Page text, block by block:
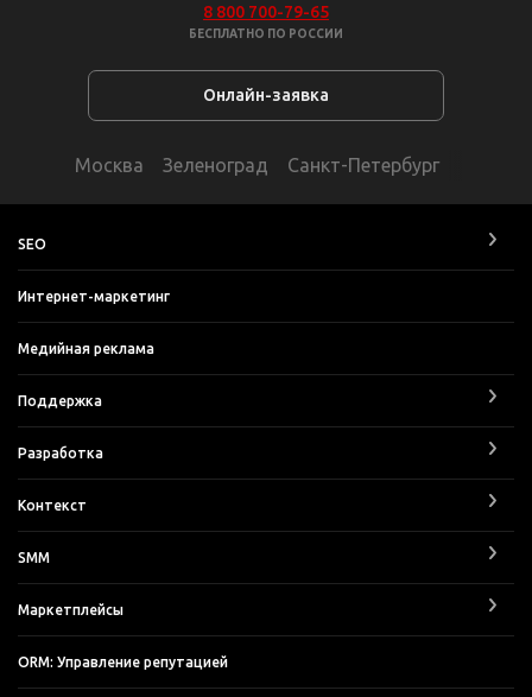
8 800 700-79-65
БЕСПЛАТНО ПО РОССИИ
Онлайн-заявка
Москва Зеленоград Санкт-Петербург
SEO
Интернет-маркетинг
Медийная реклама
Поддержка
Разработка
Контекст
SMM
Маркетплейсы
ORM: Управление репутацией